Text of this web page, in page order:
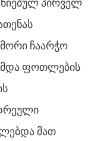
ჩაარჭო
ფოთლების
მათ